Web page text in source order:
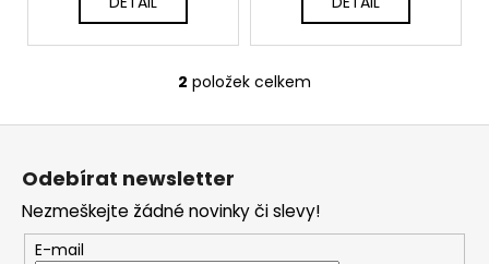
O
v
a
c
2 položek celkem
Z
Odebírat newsletter
Nezmeškejte žádné novinky či slevy!
E-mail